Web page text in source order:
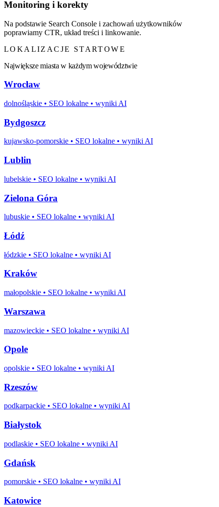
Monitoring i korekty
Na podstawie Search Console i zachowań użytkowników
poprawiamy CTR, układ treści i linkowanie.
LOKALIZACJE STARTOWE
Największe miasta w każdym województwie
Wrocław
dolnośląskie • SEO lokalne • wyniki AI
Bydgoszcz
kujawsko-pomorskie • SEO lokalne • wyniki AI
Lublin
lubelskie • SEO lokalne • wyniki AI
Zielona Góra
lubuskie • SEO lokalne • wyniki AI
Łódź
łódzkie • SEO lokalne • wyniki AI
Kraków
małopolskie • SEO lokalne • wyniki AI
Warszawa
mazowieckie • SEO lokalne • wyniki AI
Opole
opolskie • SEO lokalne • wyniki AI
Rzeszów
podkarpackie • SEO lokalne • wyniki AI
Białystok
podlaskie • SEO lokalne • wyniki AI
Gdańsk
pomorskie • SEO lokalne • wyniki AI
Katowice